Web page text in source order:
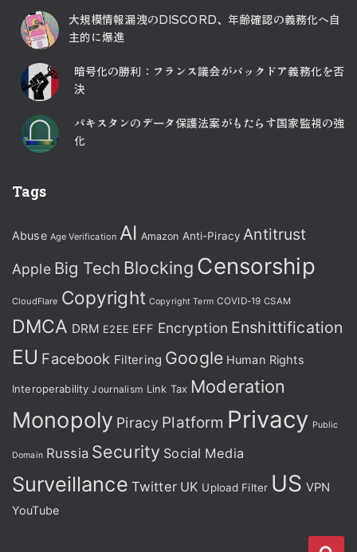
大規模情報漏洩のDISCORD、年齢確認の義務化へ自
主的に爆進
暗号化の勝利：フランス議会がバックドア義務化を否
決
パキスタンのデータ保護法案がもたらす国家監視の強
化
Tags
Abuse Age Verification AI Amazon Anti-Piracy Antitrust
Apple Big Tech Blocking Censorship
CloudFlare Copyright Copyright Term COVID-19 CSAM
DMCA DRM E2EE EFF Encryption Enshittification
EU Facebook Filtering Google Human Rights
Interoperability Journalism Link Tax Moderation
Monopoly Piracy Platform Privacy Public
Domain Russia Security Social Media
Surveillance Twitter UK Upload Filter US VPN
YouTube